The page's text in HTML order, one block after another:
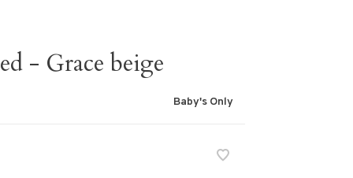
- Grace beige
Baby's Only